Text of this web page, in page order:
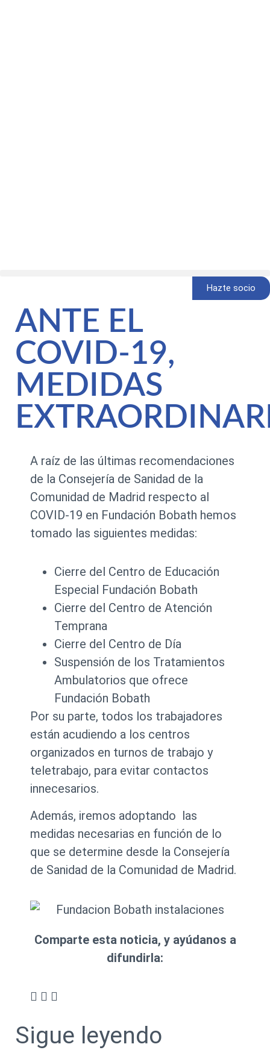
Hazte socio
ANTE EL
COVID-19,
MEDIDAS
A raíz de las últimas recomendaciones
de la Consejería de Sanidad de la
Comunidad de Madrid respecto al
COVID-19 en Fundación Bobath hemos
tomado las siguientes medidas:
Cierre del Centro de Educación
Especial Fundación Bobath
Cierre del Centro de Atención
Temprana
Cierre del Centro de Día
Suspensión de los Tratamientos
Ambulatorios que ofrece
Fundación Bobath
Por su parte, todos los trabajadores
están acudiendo a los centros
organizados en turnos de trabajo y
teletrabajo, para evitar contactos
innecesarios.
Además, iremos adoptando las
medidas necesarias en función de lo
que se determine desde la Consejería
de Sanidad de la Comunidad de Madrid.
Comparte esta noticia, y ayúdanos a
difundirla:
Sigue leyendo